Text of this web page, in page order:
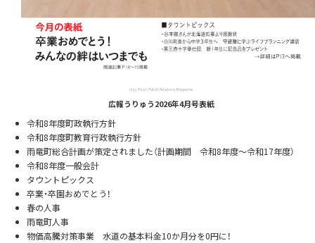
広報うりゅう2026年4月号表紙
令和8年度町政執行方針
令和8年度町教育行政執行方針
雨竜町総合計画が策定されました（計画期間 令和8年度～令和17年度）
令和8年度一般会計
タウントピックス
卒業・卒園おめでとう！
春の人事
雨竜町人事
物価高騰対策事業 水道の基本料金10か月分を0円に！